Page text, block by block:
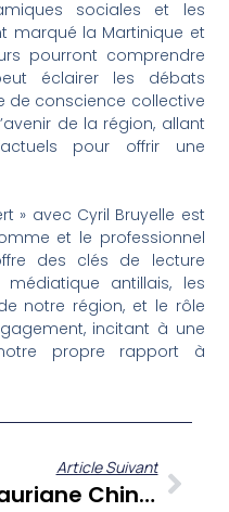
sociales et les
marqué la Martinique et
pourront comprendre
éclairer les débats
de conscience collective
de la région, allant
pour offrir une
» avec Cyril Bruyelle est
et le professionnel
des clés de lecture
antillais, les
notre région, et le rôle
incitant à une
propre rapport à
Article Suivant
Lauriane Chinama À Cœur Ouvert : Un Parcours, Des Engagements, Une Vision Pour Les Antilles Et La Guyane